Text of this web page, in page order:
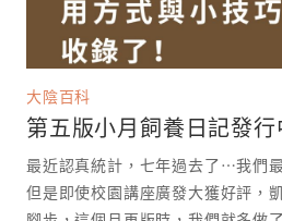
大陰百科
第五版小月飼養日記發行
最近認真統計，七年過去了⋯我們
但是即使校園講座廣發大獲好評，